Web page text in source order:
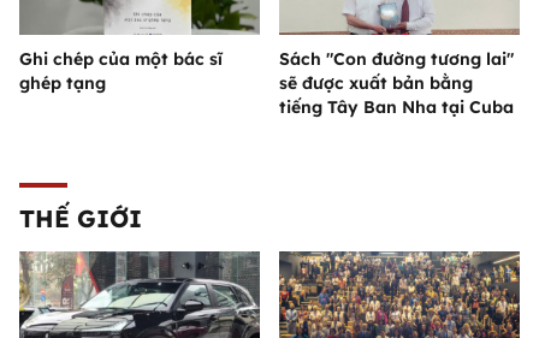
Ghi chép của một bác sĩ
ghép tạng
Sách "Con đường tương lai"
sẽ được xuất bản bằng
tiếng Tây Ban Nha tại Cuba
THẾ GIỚI